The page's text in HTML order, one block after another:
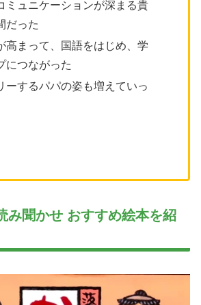
ミュニケーションが深まる貴
だった
高まって、国語をはじめ、学
につながった
ーするパパの姿も増えていっ
み聞かせ おすすめ絵本を紹